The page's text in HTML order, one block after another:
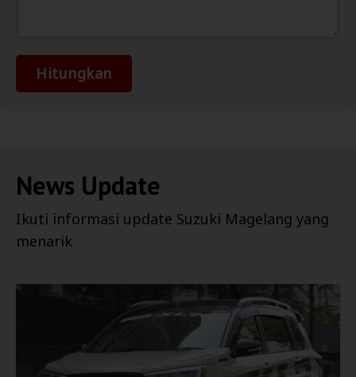
Hitungkan
News Update
Ikuti informasi update Suzuki Magelang yang
menarik